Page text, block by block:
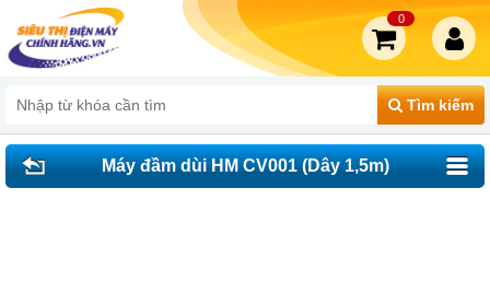
Tìm kiếm
0
Máy đầm dùi HM CV001 (Dây 1,5m)